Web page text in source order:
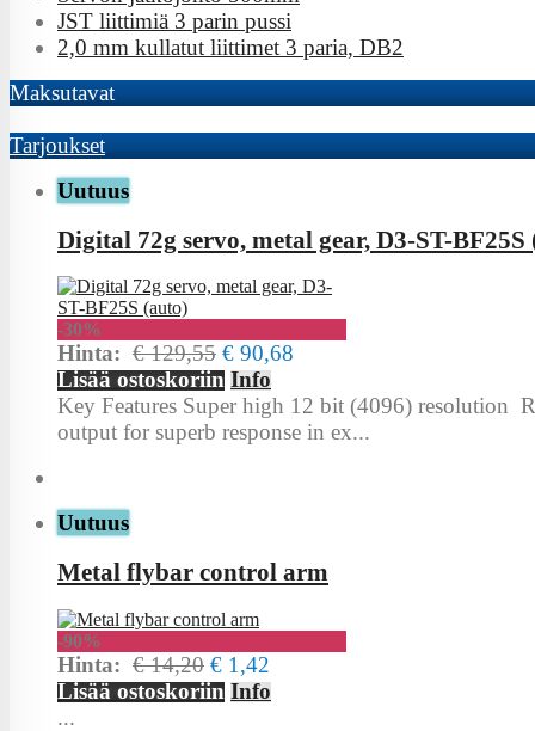
JST liittimiä 3 parin pussi
2,0 mm kullatut liittimet 3 paria, DB2
Maksutavat
Tarjoukset
Uutuus
Digital 72g servo, metal gear, D3-ST-BF25S
-30%
Hinta: € 129,55 € 90,68
Lisää ostoskoriin Info
Key Features Super high 12 bit (4096) resolution
output for superb response in ex...
Uutuus
Metal flybar control arm
-90%
Hinta: € 14,20 € 1,42
Lisää ostoskoriin Info
...